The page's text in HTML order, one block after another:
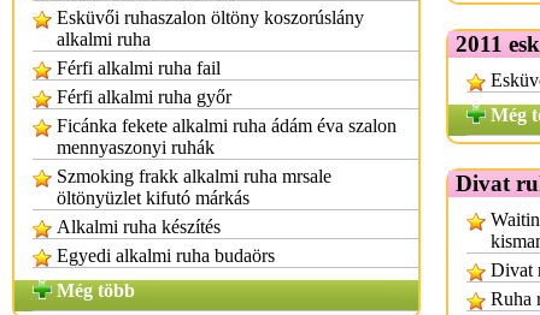
Esküvői ruhaszalon öltöny koszorúslány
alkalmi ruha
Férfi alkalmi ruha fail
Férfi alkalmi ruha győr
Ficánka fekete alkalmi ruha ádám éva szalon
mennyaszonyi ruhák
Szmoking frakk alkalmi ruha mrsale
öltönyüzlet kifutó márkás
Alkalmi ruha készítés
Egyedi alkalmi ruha budaörs
Még több
2011
Még
Divat
Divat
Ruha